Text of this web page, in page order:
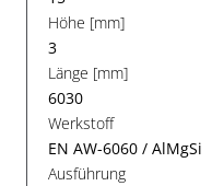
Höhe [mm]
3
Länge [mm]
6030
Werkstoff
EN AW-6060 / AlMgSi
Ausführung